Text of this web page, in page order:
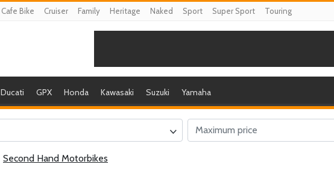
Cafe Bike Cruiser Family Heritage Naked Sport Super Sport Touring
Ducati GPX Honda Kawasaki Suzuki Yamaha
Second Hand Motorbikes